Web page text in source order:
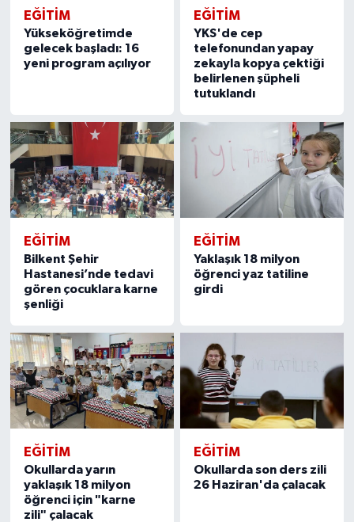
EĞITIM
Yükseköğretimde
gelecek başladı: 16
yeni program açılıyor
EĞITIM
YKS'de cep
telefonundan yapay
zekayla kopya çektiği
belirlenen şüpheli
tutuklandı
EĞITIM
Bilkent Şehir
Hastanesi’nde tedavi
gören çocuklara karne
şenliği
EĞITIM
Yaklaşık 18 milyon
öğrenci yaz tatiline
girdi
EĞITIM
Okullarda yarın
yaklaşık 18 milyon
öğrenci için "karne
zili" çalacak
EĞITIM
Okullarda son ders zili
26 Haziran'da çalacak